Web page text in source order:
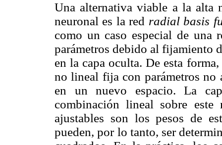
Una alternativa viable a la alta
neuronal es la red radial basis
como un caso especial de una
parámetros debido al fijamiento
en la capa oculta. De esta
no lineal fija con parámetros no
en un nuevo espacio. La
combinación lineal sobre
ajustables son los pesos de
pueden, por lo tanto, ser